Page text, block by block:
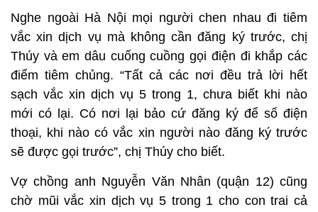
Nghe ngoài Hà Nội mọi người chen nhau đi tiêm
vắc xin dịch vụ mà không cần đăng ký trước, chị
Thúy và em dâu cuống cuồng gọi điện đi khắp các
điểm tiêm chủng. “Tất cả các nơi đều trả lời hết
sạch vắc xin dịch vụ 5 trong 1, chưa biết khi nào
mới có lại. Có nơi lại bảo cứ đăng ký để số điện
thoại, khi nào có vắc xin người nào đăng ký trước
sẽ được gọi trước”, chị Thúy cho biết.
Vợ chồng anh Nguyễn Văn Nhân (quận 12) cũng
chờ mũi vắc xin dịch vụ 5 trong 1 cho con trai cả